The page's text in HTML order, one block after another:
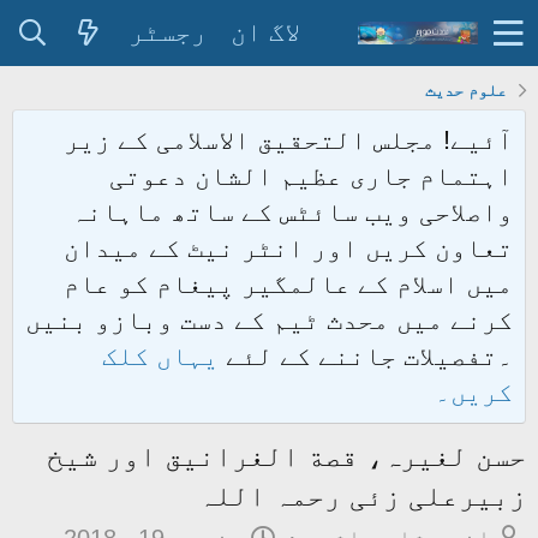
لاگ ان رجسٹر
علوم حدیث
آئیے! مجلس التحقیق الاسلامی کے زیر
اہتمام جاری عظیم الشان دعوتی
واصلاحی ویب سائٹس کے ساتھ ماہانہ
تعاون کریں اور انٹر نیٹ کے میدان
میں اسلام کے عالمگیر پیغام کو عام
کرنے میں محدث ٹیم کے دست وبازو بنیں
۔تفصیلات جاننے کے لئے یہاں کلک
کریں۔
حسن لغیرہ، قصة الغرانيق اور شیخ
زبیرعلی زئی رحمہ اللہ